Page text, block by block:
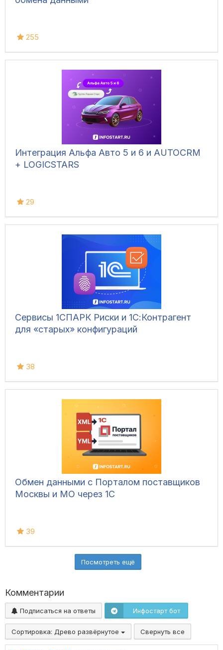
255
Интеграция Альфа Авто 5 и 6 и AUTOCRM
+ LOGICSTARS
29
Сервисы 1СПАРК Риски и 1С:Контрагент
для «старых» конфигураций
38
Обмен данными с Порталом поставщиков
Москвы и МО через 1С
39
Посмотреть ещё
Комментарии
Подписаться на ответы Инфостарт бот
Сортировка: Древо развёрнутое Свернуть все